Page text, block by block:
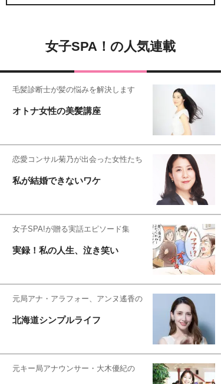
女子SPA！の人気連載
毛髪診断士が髪の悩みを解決します
オトナ女性の美髪講座
恋愛コンサル菊乃が出会った女性たち
私が結婚できないワケ
女子SPA!が贈る実話エピソード集
実録！私の人生、泣き笑い
元局アナ・アラフォー、アンヌ遙香の
北海道シンプルライフ
元キー局アナウンサー・大木優紀の